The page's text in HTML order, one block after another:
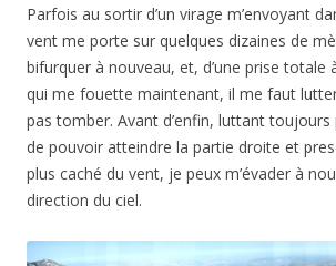
Parfois au sortir d’un virage m’envoyant
vent me porte sur quelques dizaines de
bifurquer à nouveau, et, d’une prise totale
qui me fouette maintenant, il me faut
pas tomber. Avant d’enfin, luttant toujours
de pouvoir atteindre la partie droite et
plus caché du vent, je peux m’évader à
direction du ciel.